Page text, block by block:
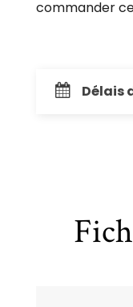
commander
Délais